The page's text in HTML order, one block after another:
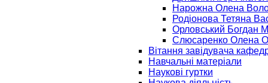
Нарожна Олена
Родіонова Тетяна
Орловський Богдан
Слюсаренко Олена
Вітання завідувача
Навчальні матеріали
Наукові гуртки